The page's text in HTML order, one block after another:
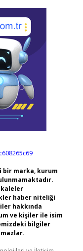
bir marka, kurum
haber niteliği
hakkında
ve kişiler ile isim
bilgiler